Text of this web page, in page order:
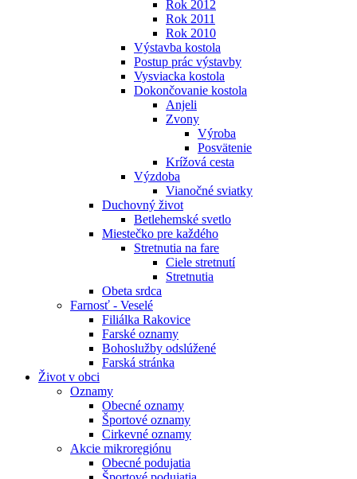
Rok 2012
Rok 2011
Rok 2010
Výstavba kostola
Postup prác výstavby
Vysviacka kostola
Dokončovanie kostola
Anjeli
Zvony
Výroba
Posvätenie
Krížová cesta
Výzdoba
Vianočné sviatky
Duchovný život
Betlehemské svetlo
Miestečko pre každého
Stretnutia na fare
Ciele stretnutí
Stretnutia
Obeta srdca
Farnosť - Veselé
Filiálka Rakovice
Farské oznamy
Bohoslužby odslúžené
Farská stránka
Život v obci
Oznamy
Obecné oznamy
Športové oznamy
Cirkevné oznamy
Akcie mikroregiónu
Obecné podujatia